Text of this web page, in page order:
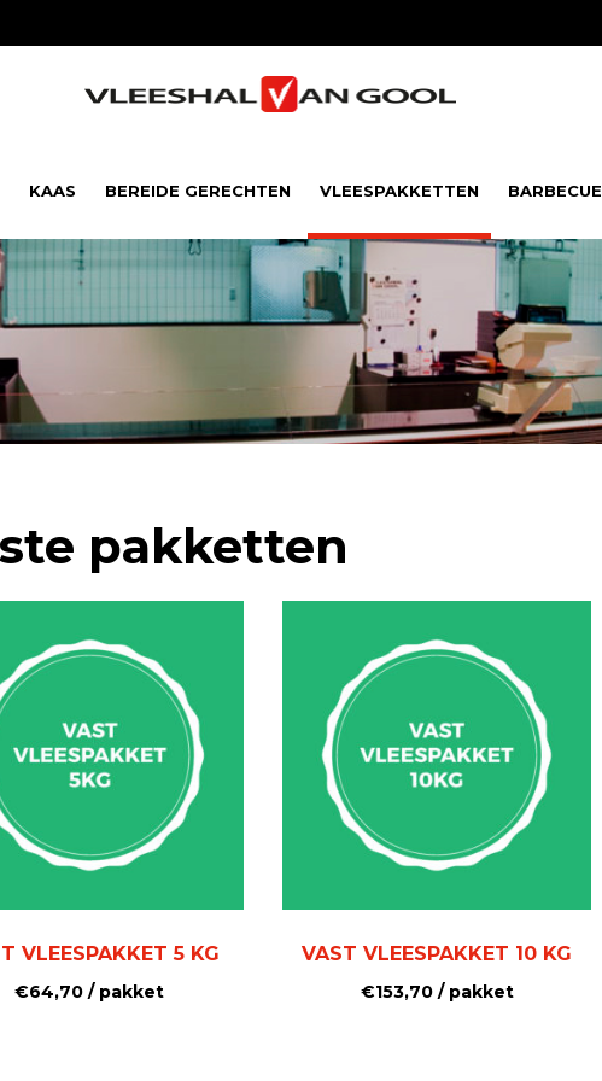
KAAS BEREIDE GERECHTEN VLEESPAKKETTEN BARBECUE
pakketten
VLEESPAKKET 5 KG
€64,70 / pakket
VAST VLEESPAKKET 10 KG
€153,70/ pakket